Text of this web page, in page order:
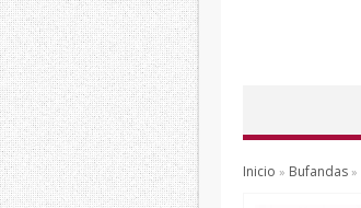
Inicio » Bufandas »